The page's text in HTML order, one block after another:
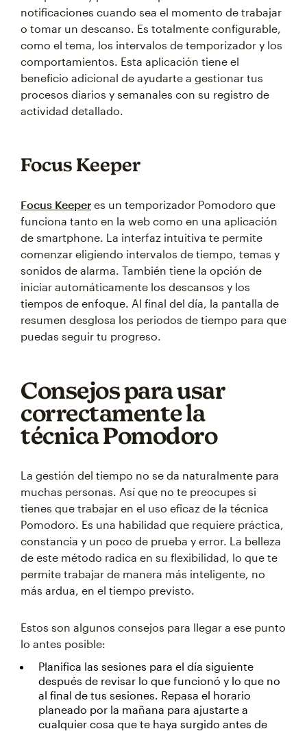
notificaciones cuando sea el momento de trabajar
o tomar un descanso. Es totalmente configurable,
como el tema, los intervalos de temporizador y los
comportamientos. Esta aplicación tiene el
beneficio adicional de ayudarte a gestionar tus
procesos diarios y semanales con su registro de
actividad detallado.
Focus Keeper
Focus Keeper es un temporizador Pomodoro que
funciona tanto en la web como en una aplicación
de smartphone. La interfaz intuitiva te permite
comenzar eligiendo intervalos de tiempo, temas y
sonidos de alarma. También tiene la opción de
iniciar automáticamente los descansos y los
tiempos de enfoque. Al final del día, la pantalla de
resumen desglosa los periodos de tiempo para que
puedas seguir tu progreso.
Consejos para usar
correctamente la
técnica Pomodoro
La gestión del tiempo no se da naturalmente para
muchas personas. Así que no te preocupes si
tienes que trabajar en el uso eficaz de la técnica
Pomodoro. Es una habilidad que requiere práctica,
constancia y un poco de prueba y error. La belleza
de este método radica en su flexibilidad, lo que te
permite trabajar de manera más inteligente, no
más ardua, en el tiempo previsto.
Estos son algunos consejos para llegar a ese punto
lo antes posible:
Planifica las sesiones para el día siguiente
después de revisar lo que funcionó y lo que no
al final de tus sesiones. Repasa el horario
planeado por la mañana para ajustarte a
cualquier cosa que te haya surgido antes de